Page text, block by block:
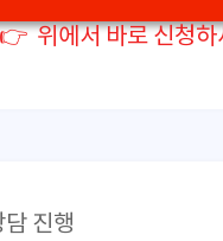
👉 위에서 바로 신청하
진행